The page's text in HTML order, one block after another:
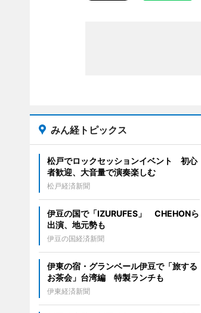
みん経トピックス
松戸でロックセッションイベント 初心
者歓迎、大音量で演奏楽しむ
松戸経済新聞
伊豆の国で「IZURUFES」 CHEHONら
出演、地元勢も
伊豆の国経済新聞
伊東の宿・グランベール伊豆で「旅する
お茶会」台湾編 特製ランチも
伊東経済新聞